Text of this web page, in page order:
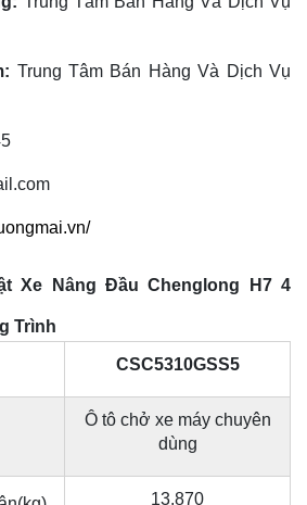
Trung Tâm Bán Hàng Và Dịch Vụ
Xe Nâng Đầu Chenglong H7 4
Trình
CSC5310GSS5
Ô tô chở xe máy chuyên
dùng
13.870